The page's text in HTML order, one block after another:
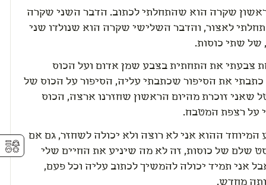
שקרה הוא שהתחלתי לכתוב. הדבר השני שקרה
לאצור, והדבר השלישי שקרה הוא שנולדו שני
של שתי כוסות.
צבעתי את התחתית בצבע שמן אדום ועל הכוס
את הסיפור שכתבתי עליה, הסיפור על הכוס של
שאני זוכרת מהיום הראשון שחזרנו ארצה, הכוס
על רצפת המטבח.
המיוחד ההוא אני לא רוצה ולא יכולה לשחזר, גם אם
שלם של כוסות, זה לא מה שיניע את החיים שלי
אני תמיד יכולה להמשיך לכתוב עליה וכל פעם,
מחדש.
⚥︎